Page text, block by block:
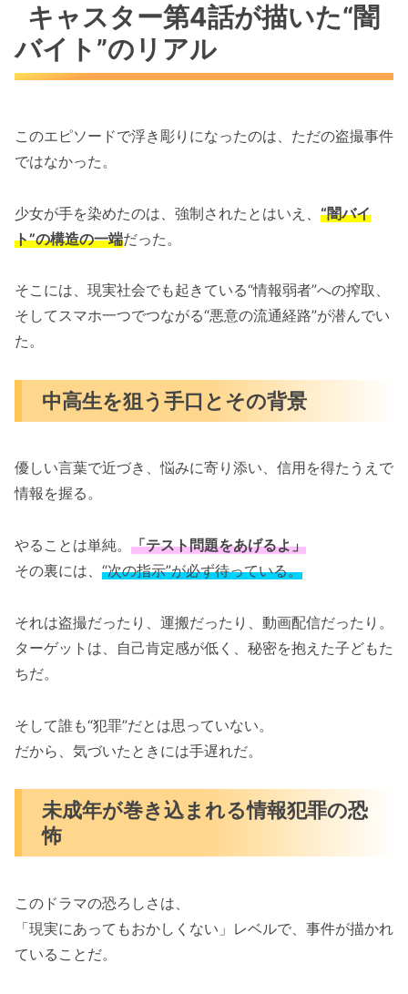
キャスター第4話が描いた“闇
バイト”のリアル
このエピソードで浮き彫りになったのは、ただの盗撮事件
ではなかった。
少女が手を染めたのは、強制されたとはいえ、 “闇バイ
ト”の構造の一端だった。
そこには、現実社会でも起きている“情報弱者”への搾取、
そしてスマホ一つでつながる“悪意の流通経路”が潜んでい
た。
中高生を狙う手口とその背景
優しい言葉で近づき、悩みに寄り添い、信用を得たうえで
情報を握る。
やることは単純。 「テスト問題をあげるよ」
その裏には、 “次の指示”が必ず待っている。
それは盗撮だったり、運搬だったり、動画配信だったり。
ターゲットは、自己肯定感が低く、秘密を抱えた子どもた
ちだ。
そして誰も“犯罪”だとは思っていない。
だから、気づいたときには手遅れだ。
未成年が巻き込まれる情報犯罪の恐
怖
このドラマの恐ろしさは、
「現実にあってもおかしくない」レベルで、事件が描かれ
ていることだ。